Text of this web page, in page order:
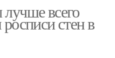
всего
стен в